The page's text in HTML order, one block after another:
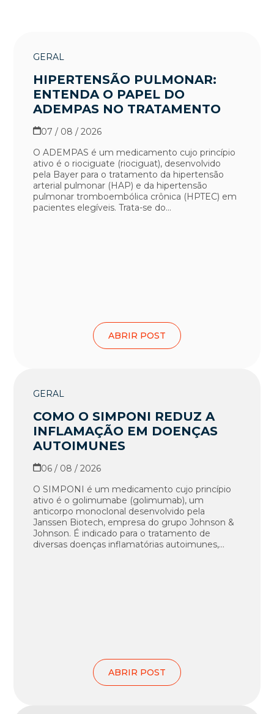
GERAL
HIPERTENSÃO PULMONAR:
ENTENDA O PAPEL DO
ADEMPAS NO TRATAMENTO
07 / 08 / 2026
O ADEMPAS é um medicamento cujo princípio
ativo é o riociguate (riociguat), desenvolvido
pela Bayer para o tratamento da hipertensão
arterial pulmonar (HAP) e da hipertensão
pulmonar tromboembólica crônica (HPTEC) em
pacientes elegíveis. Trata-se do...
ABRIR POST
GERAL
COMO O SIMPONI REDUZ A
INFLAMAÇÃO EM DOENÇAS
AUTOIMUNES
06 / 08 / 2026
O SIMPONI é um medicamento cujo princípio
ativo é o golimumabe (golimumab), um
anticorpo monoclonal desenvolvido pela
Janssen Biotech, empresa do grupo Johnson &
Johnson. É indicado para o tratamento de
diversas doenças inflamatórias autoimunes,...
ABRIR POST